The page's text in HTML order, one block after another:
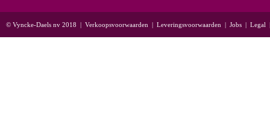
© Vyncke-Daels nv 2018 | Verkoopsvoorwaarden | Leveringsvoorwaarden | Jobs | Legal